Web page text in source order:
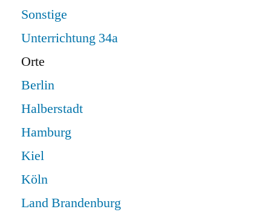
Sonstige
Unterrichtung 34a
Orte
Berlin
Halberstadt
Hamburg
Kiel
Köln
Land Brandenburg